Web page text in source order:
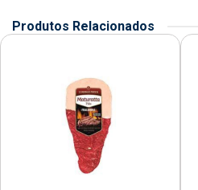
Produtos Relacionados